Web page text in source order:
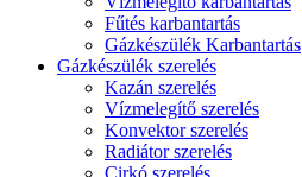
Fűtés karbantartás
Gázkészülék Karbantartás
Gázkészülék szerelés
Kazán szerelés
Vízmelegítő szerelés
Konvektor szerelés
Radiátor szerelés
Cirkó szerelés